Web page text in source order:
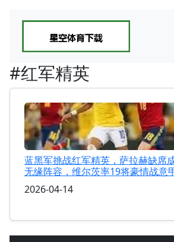
#红军精英
蓝黑军挑战红军精英，萨拉赫缺席
无缘阵容，维尔茨率19将豪情战意
2026-04-14